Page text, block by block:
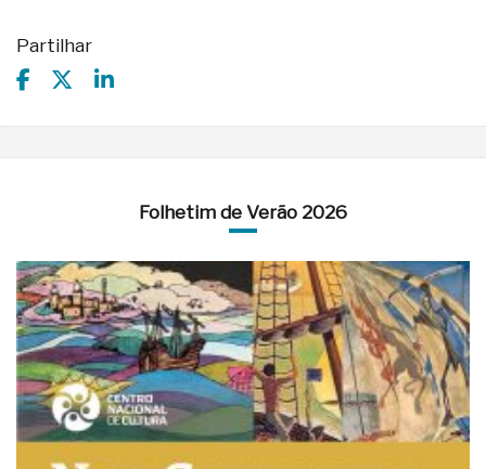
Partilhar
Folhetim de Verão 2026